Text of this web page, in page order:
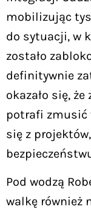
mobilizując
do sytuacji, w
zostało
definitywnie
okazało się,
potrafi zmusić
się z
Pod wodzą
walkę również